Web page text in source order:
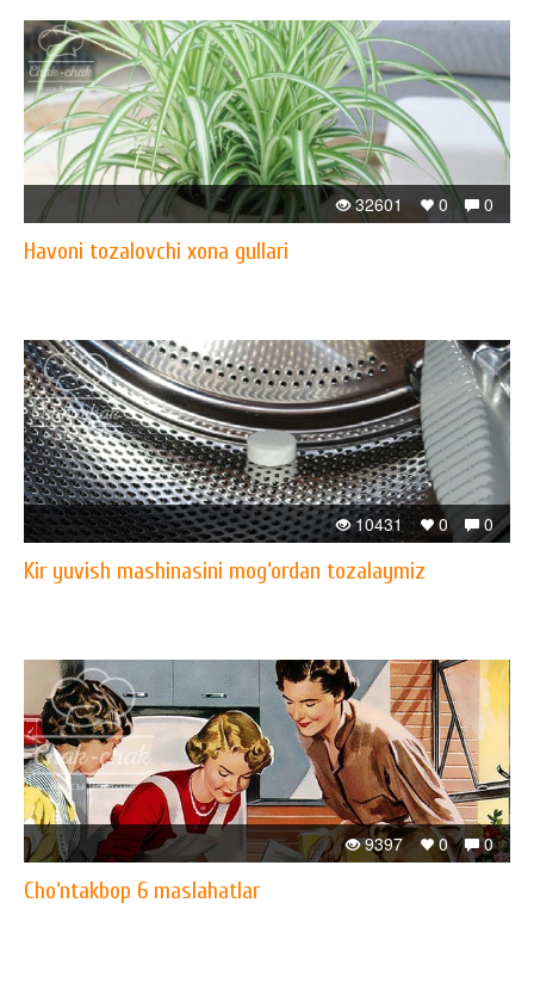
0
0
32601
Havoni tozalovchi xona gullari
0
0
10431
Kir yuvish mashinasini mog‘ordan tozalaymiz
0
0
9397
Cho‘ntakbop 6 maslahatlar